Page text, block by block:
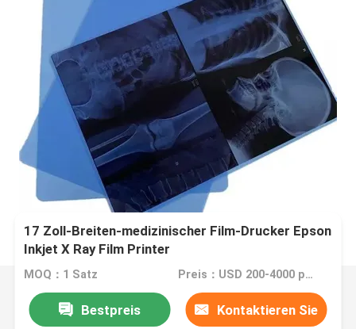
17 Zoll-Breiten-medizinischer Film-Drucker Epson
Inkjet X Ray Film Printer
MOQ：1 Satz Preis：USD 200-4000 per set.
Bestpreis Kontaktieren Sie